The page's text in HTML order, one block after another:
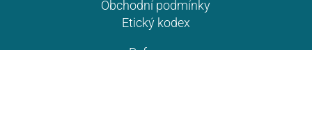
vztah ke svému otci? Je…
Obchodní podmínky
Etický kodex
Reference